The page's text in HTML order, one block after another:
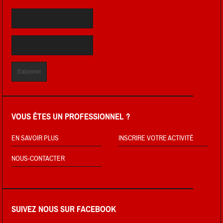
VOUS ÊTES UN PROFESSIONNEL ?
EN SAVOIR PLUS INSCRIRE VOTRE ACTIVITÉ
NOUS-CONTACTER
SUIVEZ NOUS SUR FACEBOOK